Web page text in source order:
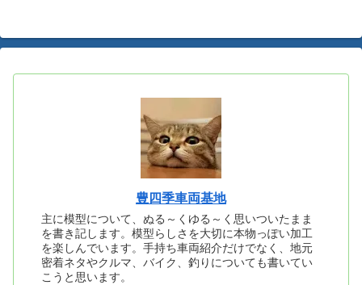
豊四季車両基地
主に模型について、ぬる～くゆる～く思いついたまま
を書き記します。模型らしさを大切に本物っぽい加工
を楽しんでいます。手持ち車両紹介だけでなく、地元
密着ネタやクルマ、バイク、釣りについても書いてい
こうと思います。